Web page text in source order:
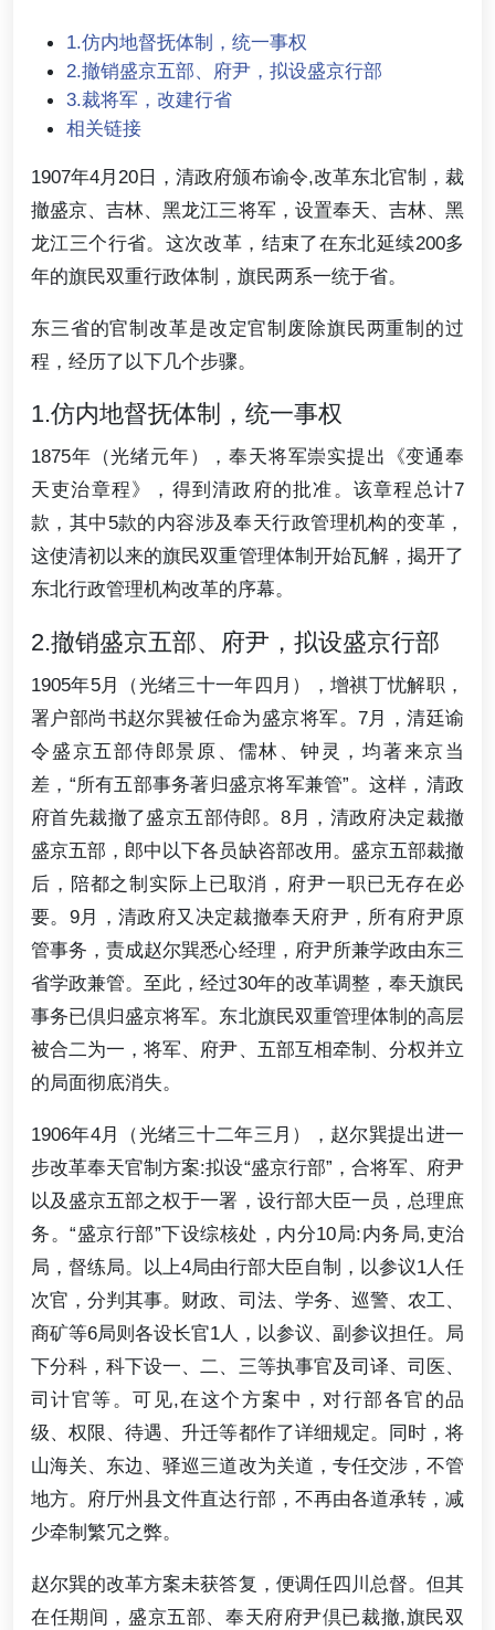
1.仿内地督抚体制，统一事权
2.撤销盛京五部、府尹，拟设盛京行部
3.裁将军，改建行省
相关链接
1907年4月20日，清政府颁布谕令,改革东北官制，裁
撤盛京、吉林、黑龙江三将军，设置奉天、吉林、黑
龙江三个行省。这次改革，结束了在东北延续200多
年的旗民双重行政体制，旗民两系一统于省。
东三省的官制改革是改定官制废除旗民两重制的过
程，经历了以下几个步骤。
1.仿内地督抚体制，统一事权
1875年（光绪元年），奉天将军崇实提出《变通奉
天吏治章程》，得到清政府的批准。该章程总计7
款，其中5款的内容涉及奉天行政管理机构的变革，
这使清初以来的旗民双重管理体制开始瓦解，揭开了
东北行政管理机构改革的序幕。
2.撤销盛京五部、府尹，拟设盛京行部
1905年5月（光绪三十一年四月），增祺丁忧解职，
署户部尚书赵尔巽被任命为盛京将军。7月，清廷谕
令盛京五部侍郎景原、儒林、钟灵，均著来京当
差，“所有五部事务著归盛京将军兼管”。这样，清政
府首先裁撤了盛京五部侍郎。8月，清政府决定裁撤
盛京五部，郎中以下各员缺咨部改用。盛京五部裁撤
后，陪都之制实际上已取消，府尹一职已无存在必
要。9月，清政府又决定裁撤奉天府尹，所有府尹原
管事务，责成赵尔巽悉心经理，府尹所兼学政由东三
省学政兼管。至此，经过30年的改革调整，奉天旗民
事务已倶归盛京将军。东北旗民双重管理体制的高层
被合二为一，将军、府尹、五部互相牵制、分权并立
的局面彻底消失。
1906年4月（光绪三十二年三月），赵尔巽提出进一
步改革奉天官制方案:拟设“盛京行部”，合将军、府尹
以及盛京五部之权于一署，设行部大臣一员，总理庶
务。“盛京行部”下设综核处，内分10局:内务局,吏治
局，督练局。以上4局由行部大臣自制，以参议1人任
次官，分判其事。财政、司法、学务、巡警、农工、
商矿等6局则各设长官1人，以参议、副参议担任。局
下分科，科下设一、二、三等执事官及司译、司医、
司计官等。可见,在这个方案中，对行部各官的品
级、权限、待遇、升迁等都作了详细规定。同时，将
山海关、东边、驿巡三道改为关道，专任交涉，不管
地方。府厅州县文件直达行部，不再由各道承转，减
少牵制繁冗之弊。
赵尔巽的改革方案未获答复，便调任四川总督。但其
在任期间，盛京五部、奉天府府尹倶已裁撤,旗民双